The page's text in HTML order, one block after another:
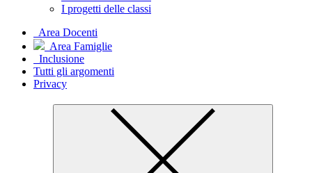
I progetti delle classi
Area Docenti
Area Famiglie
Inclusione
Tutti gli argomenti
Privacy